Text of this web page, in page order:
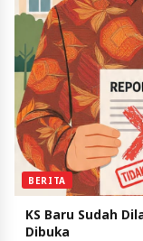
BERITA
KS Baru Sudah
Dibuka